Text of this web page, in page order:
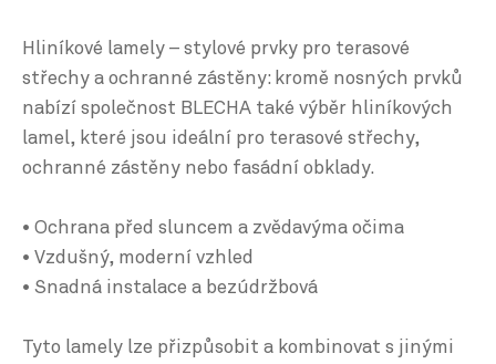
Hliníkové lamely – stylové prvky pro terasové
střechy a ochranné zástěny: kromě nosných prvků
nabízí společnost BLECHA také výběr hliníkových
lamel, které jsou ideální pro terasové střechy,
ochranné zástěny nebo fasádní obklady.
• Ochrana před sluncem a zvědavýma očima
• Vzdušný, moderní vzhled
• Snadná instalace a bezúdržbová
Tyto lamely lze přizpůsobit a kombinovat s jinými